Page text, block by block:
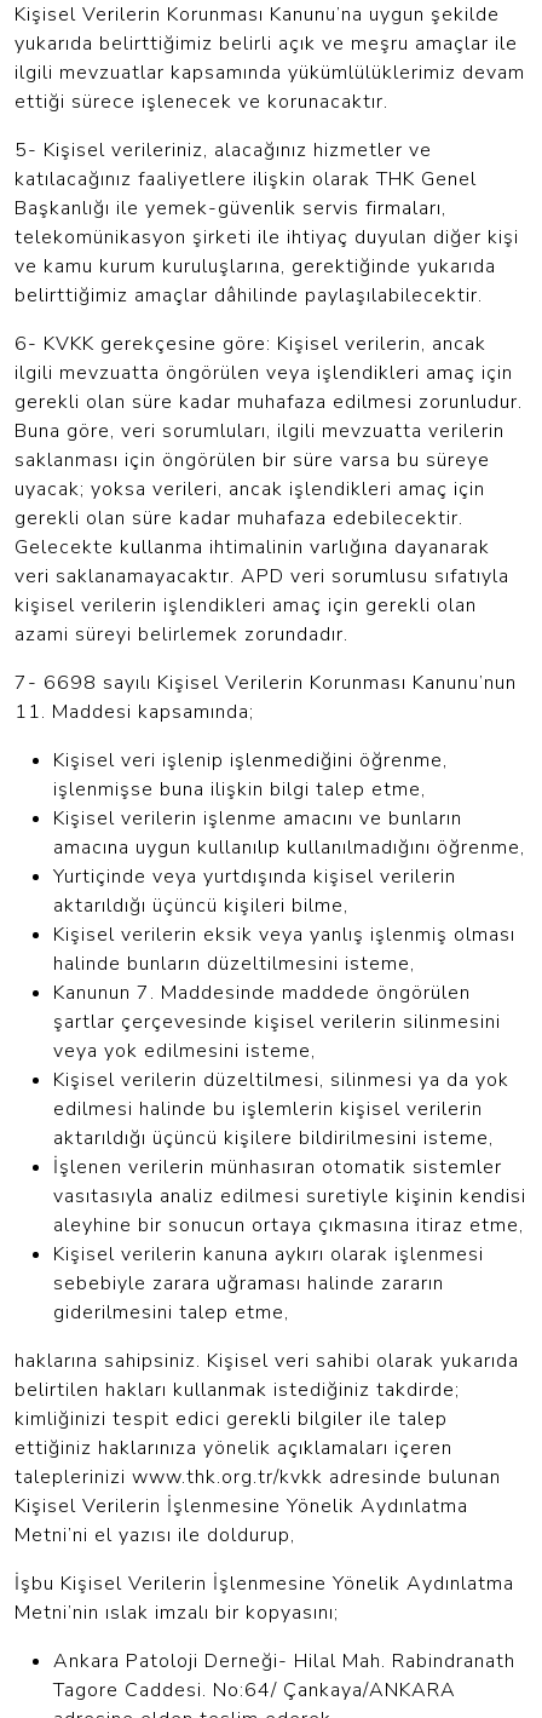
Kişisel Verilerin Korunması Kanunu’na uygun şekilde
yukarıda belirttiğimiz belirli açık ve meşru amaçlar ile
ilgili mevzuatlar kapsamında yükümlülüklerimiz devam
ettiği sürece işlenecek ve korunacaktır.
5- Kişisel verileriniz, alacağınız hizmetler ve
katılacağınız faaliyetlere ilişkin olarak THK Genel
Başkanlığı ile yemek-güvenlik servis firmaları,
telekomünikasyon şirketi ile ihtiyaç duyulan diğer kişi
ve kamu kurum kuruluşlarına, gerektiğinde yukarıda
belirttiğimiz amaçlar dâhilinde paylaşılabilecektir.
6- KVKK gerekçesine göre: Kişisel verilerin, ancak
ilgili mevzuatta öngörülen veya işlendikleri amaç için
gerekli olan süre kadar muhafaza edilmesi zorunludur.
Buna göre, veri sorumluları, ilgili mevzuatta verilerin
saklanması için öngörülen bir süre varsa bu süreye
uyacak; yoksa verileri, ancak işlendikleri amaç için
gerekli olan süre kadar muhafaza edebilecektir.
Gelecekte kullanma ihtimalinin varlığına dayanarak
veri saklanamayacaktır. APD veri sorumlusu sıfatıyla
kişisel verilerin işlendikleri amaç için gerekli olan
azami süreyi belirlemek zorundadır.
7- 6698 sayılı Kişisel Verilerin Korunması Kanunu’nun
11. Maddesi kapsamında;
Kişisel veri işlenip işlenmediğini öğrenme,
işlenmişse buna ilişkin bilgi talep etme,
Kişisel verilerin işlenme amacını ve bunların
amacına uygun kullanılıp kullanılmadığını öğrenme,
Yurtiçinde veya yurtdışında kişisel verilerin
aktarıldığı üçüncü kişileri bilme,
Kişisel verilerin eksik veya yanlış işlenmiş olması
halinde bunların düzeltilmesini isteme,
Kanunun 7. Maddesinde maddede öngörülen
şartlar çerçevesinde kişisel verilerin silinmesini
veya yok edilmesini isteme,
Kişisel verilerin düzeltilmesi, silinmesi ya da yok
edilmesi halinde bu işlemlerin kişisel verilerin
aktarıldığı üçüncü kişilere bildirilmesini isteme,
İşlenen verilerin münhasıran otomatik sistemler
vasıtasıyla analiz edilmesi suretiyle kişinin kendisi
aleyhine bir sonucun ortaya çıkmasına itiraz etme,
Kişisel verilerin kanuna aykırı olarak işlenmesi
sebebiyle zarara uğraması halinde zararın
giderilmesini talep etme,
haklarına sahipsiniz. Kişisel veri sahibi olarak yukarıda
belirtilen hakları kullanmak istediğiniz takdirde;
kimliğinizi tespit edici gerekli bilgiler ile talep
ettiğiniz haklarınıza yönelik açıklamaları içeren
taleplerinizi www.thk.org.tr/kvkk adresinde bulunan
Kişisel Verilerin İşlenmesine Yönelik Aydınlatma
Metni’ni el yazısı ile doldurup,
İşbu Kişisel Verilerin İşlenmesine Yönelik Aydınlatma
Metni’nin ıslak imzalı bir kopyasını;
Ankara Patoloji Derneği- Hilal Mah. Rabindranath
Tagore Caddesi. No:64/ Çankaya/ANKARA